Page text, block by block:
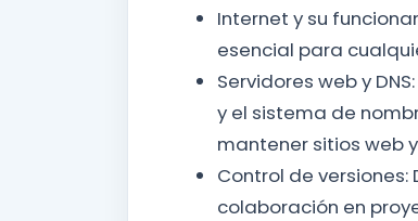
Internet y su
esencial para
Servidores web y
y el sistema de
mantener sitios web
Control de
colaboración en